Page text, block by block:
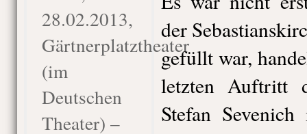
28.02.2013,
Gärtnerplatztheater
(im
Deutschen
Theater) –
der
gefüllt war,
letzten Auftritt
Stefan